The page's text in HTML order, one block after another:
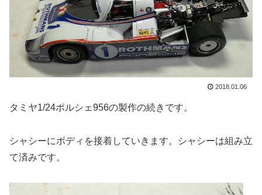
2018.01.06
タミヤ1/24ポルシェ956の製作の続きです。
シャシーにボディを接着していきます。シャシーは組み立
て済みです。